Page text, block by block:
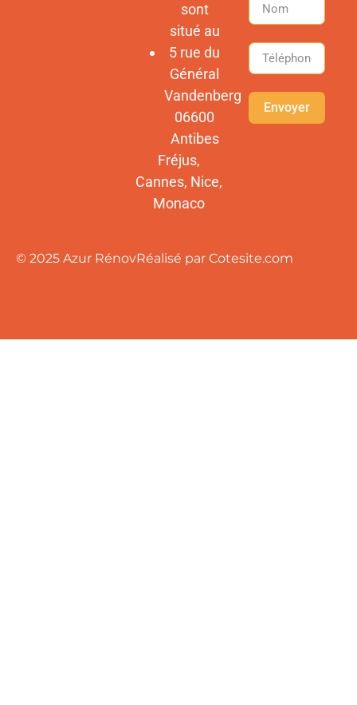
sont
situé au
5 rue du
Général
Vandenberg
06600
Antibes
Fréjus,
Cannes, Nice,
Monaco
Envoyer
© 2025 Azur RénovRéalisé par Cotesite.com